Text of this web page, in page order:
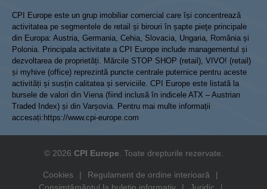
CPI Europe este un grup imobiliar comercial care își concentrează
activitatea pe segmentele de retail și birouri în șapte pieţe principale
din Europa: Austria, Germania, Cehia, Slovacia, Ungaria, România și
Polonia. Principala activitate a CPI Europe include managementul și
dezvoltarea de proprietăți. Mărcile STOP SHOP (retail), VIVO! (retail)
și myhive (office) reprezintă puncte centrale puternice pentru aceste
activități și susțin calitatea și serviciile. CPI Europe este listată la
bursele de valori din Viena (fiind inclusă în indicele ATX – Austrian
Traded Index) și din Varșovia. Pentru mai multe informații
accesați: https://www.cpi-europe.com
© 2026 CPI Europe . Toate drepturile rezervate.
Cookies | Regulament de ordine interioară
|